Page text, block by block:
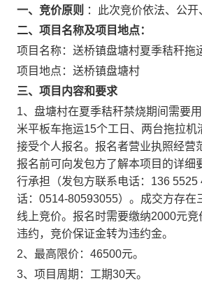
一、竞价原则 ：此次竞价依法、公
二、项目名称及项目地点：
项目名称：送桥镇盘塘村夏季秸秆拖
项目地点：送桥镇盘塘村
三、项目内容和要求
1、盘塘村在夏季秸秆禁烧期间需要
米平板车拖运15个工日、两台拖拉
接受个人报名。报名者营业执照经营
报名前可向发包方了解本项目的详细
行承担（发包方联系电话：136
话：0514-80593055）。成交方存
线上竞价。报名时需要缴纳2000元
违约，竞价保证金转为违约金。
2、最高限价：46500元。
3、项目周期：工期30天。